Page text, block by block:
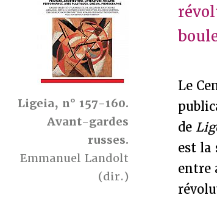
Ligeia, n° 157-160.
Avant-gardes
russes.
Emmanuel Landolt
(dir.)
Le
de
est la
entre